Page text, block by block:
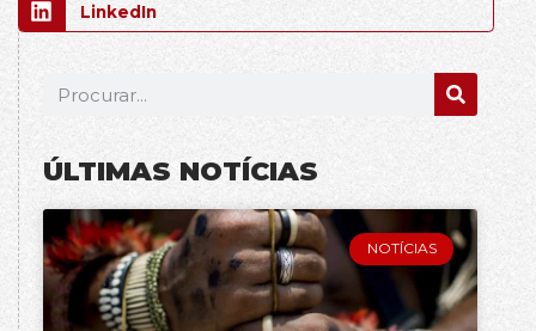
LinkedIn
ÚLTIMAS NOTÍCIAS
NOTÍCIAS